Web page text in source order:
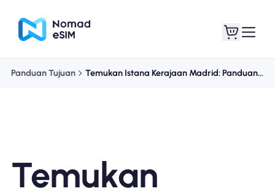
Paket Toko
Panduan Tujuan Temukan Istana Kerajaan Madrid: Panduan Wisatawan
Temukan